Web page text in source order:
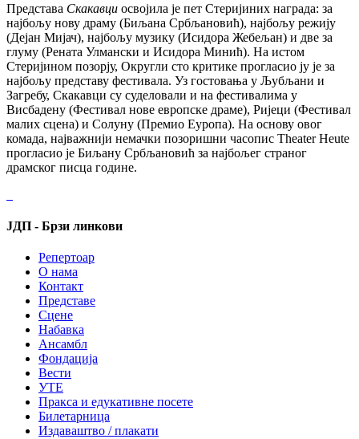
Представа Скакавци освојила је пет Стеријиних награда: за
најбољу нову драму (Биљана Србљановић), најбољу режију
(Дејан Мијач), најбољу музику (Исидора Жебељан) и две за
глуму (Рената Улмански и Исидора Минић). На истом
Стеријином позорју, Округли сто критике прогласио ју је за
најбољу представу фестивала. Уз гостовања у Љубљани и
Загребу, Скакавци су суделовали и на фестивалима у
Висбадену (Фестивал нове европске драме), Ријеци (Фестивал
малих сцена) и Солуну (Премио Еуропа). На основу овог
комада, најважнији немачки позоришни часопис Theater Heute
прогласио је Биљану Србљановић за најбољег страног
драмског писца године.
ЈДП - Брзи линкови
Репертоар
О нама
Контакт
Представе
Сцене
Набавка
Ансамбл
Фондација
Вести
УТЕ
Пракса и едукативне посете
Билетарница
Издаваштво / плакати